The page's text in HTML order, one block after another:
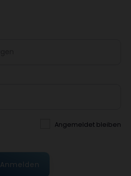
Angemeldet bleiben
Anmelden